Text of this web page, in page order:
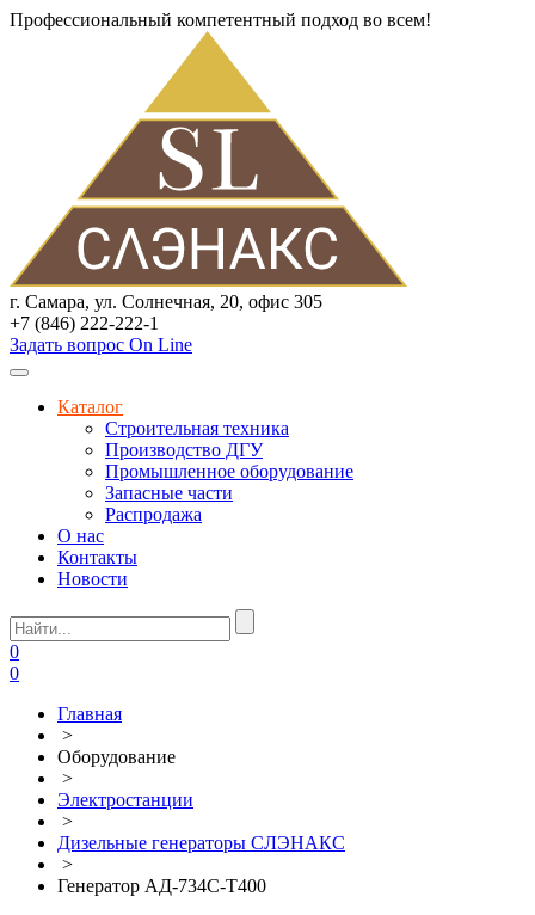
Профессиональный компетентный подход во всем!
г. Самара, ул. Солнечная, 20, офис 305
+7 (846) 222-222-1
Задать вопрос On Line
Каталог
Строительная техника
Производство ДГУ
Промышленное оборудование
Запасные части
Распродажа
О нас
Контакты
Новости
0
0
Главная
>
Оборудование
>
Электростанции
>
Дизельные генераторы СЛЭНАКС
>
Генератор АД-734С-Т400